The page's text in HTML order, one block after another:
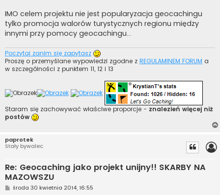
IMO celem projektu nie jest popularyzacja geocachingu
tylko promocja walorów turystycznych regionu między
innymi przy pomocy geocachingu...
Poczytaj zanim się zapytasz
Proszę o przemyślane wypowiedzi zgodne z REGULAMINEM FORUM a
w szczególności z punktem 11, 12 i 13
Staram się zachowywać właściwe proporcje - znalezień więcej niż
postów
paprotek
Stały bywalec
Re: Geocaching jako projekt unijny!! SKARBY NA
MAZOWSZU
Pśroda 30 kwietnia 2014, 16:55